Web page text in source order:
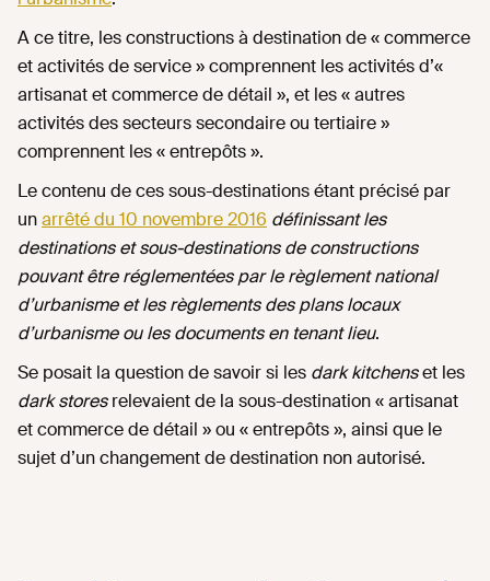
A ce titre, les constructions à destination de « commerce
et activités de service » comprennent les activités d’«
artisanat et commerce de détail », et les « autres
activités des secteurs secondaire ou tertiaire »
comprennent les « entrepôts ».
Le contenu de ces sous-destinations étant précisé par
unarrêté du 10 novembre 2016 définissant les
destinations et sous-destinations de constructions
pouvant être réglementées par le règlement national
d’urbanisme et les règlements des plans locaux
d’urbanisme ou les documents en tenant lieu.
Se posait la question de savoir si les dark kitchenset les
dark storesrelevaient de la sous-destination « artisanat
et commerce de détail » ou « entrepôts », ainsi que le
sujet d’un changement de destination non autorisé.